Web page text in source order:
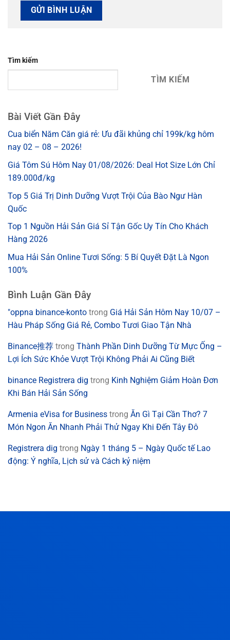
Tìm kiếm
TÌM KIẾM
Bài Viết Gần Đây
Cua biển Năm Căn giá rẻ: Ưu đãi khủng chỉ 199k/kg hôm
nay 02 – 08 – 2026!
Giá Tôm Sú Hôm Nay 01/08/2026: Deal Hot Size Lớn Chỉ
189.000đ/kg
Top 5 Giá Trị Dinh Dưỡng Vượt Trội Của Bào Ngư Hàn
Quốc
Top 1 Nguồn Hải Sản Giá Sỉ Tận Gốc Uy Tín Cho Khách
Hàng 2026
Mua Hải Sản Online Tươi Sống: 5 Bí Quyết Đặt Là Ngon
100%
Bình Luận Gần Đây
"oppna binance-konto trong Giá Hải Sản Hôm Nay 10/07 –
Hàu Pháp Sống Giá Rẻ, Combo Tươi Giao Tận Nhà
Binance推荐 trong Thành Phần Dinh Dưỡng Từ Mực Ống –
Lợi Ích Sức Khỏe Vượt Trội Không Phải Ai Cũng Biết
binance Registrera dig trong Kinh Nghiệm Giảm Hoàn Đơn
Khi Bán Hải Sản Sống
Armenia eVisa for Business trong Ăn Gì Tại Cần Thơ? 7
Món Ngon Ăn Nhanh Phải Thử Ngay Khi Đến Tây Đô
Registrera dig trong Ngày 1 tháng 5 – Ngày Quốc tế Lao
động: Ý nghĩa, Lịch sử và Cách kỷ niệm